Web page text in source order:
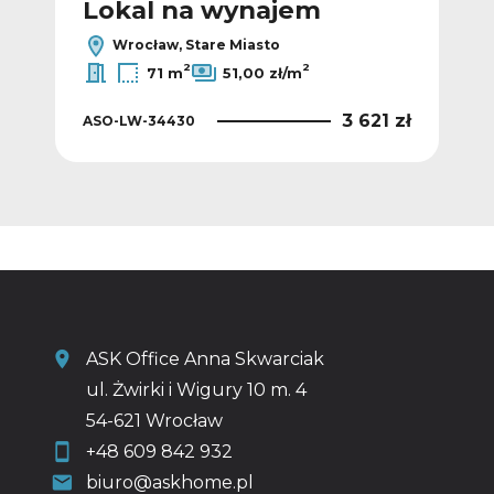
Lokal na wynajem
Wrocław, Stare Miasto
71 m2 51,00 zł/m2
ASO-LW-34430 3 621 zł
ASK Office Anna Skwarciak
ul. Żwirki i Wigury 10 m. 4
54-621 Wrocław
+48 609 842 932
biuro@askhome.pl